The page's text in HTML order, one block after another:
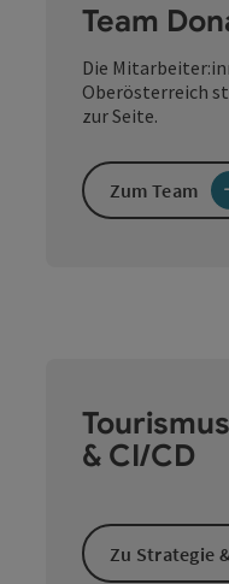
Team
Die
Oberösterreich
zur Seite.
Zum Team
& CI/CD
Zu Strategie